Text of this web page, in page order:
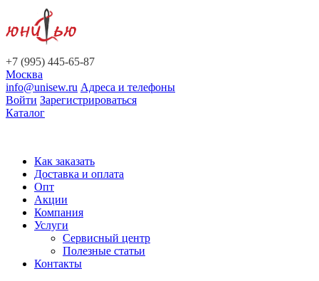
+7 (995) 445-65-87
Москва
info@unisew.ru Адреса и телефоны
Войти Зарегистрироваться
Каталог
Как заказать
Доставка и оплата
Опт
Акции
Компания
Услуги
Сервисный центр
Полезные статьи
Контакты